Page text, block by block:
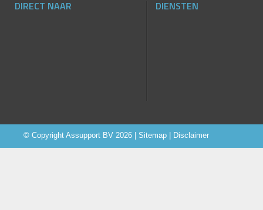
DIRECT NAAR DIENSTEN
© Copyright Assupport BV 2026 | Sitemap Disclaimer